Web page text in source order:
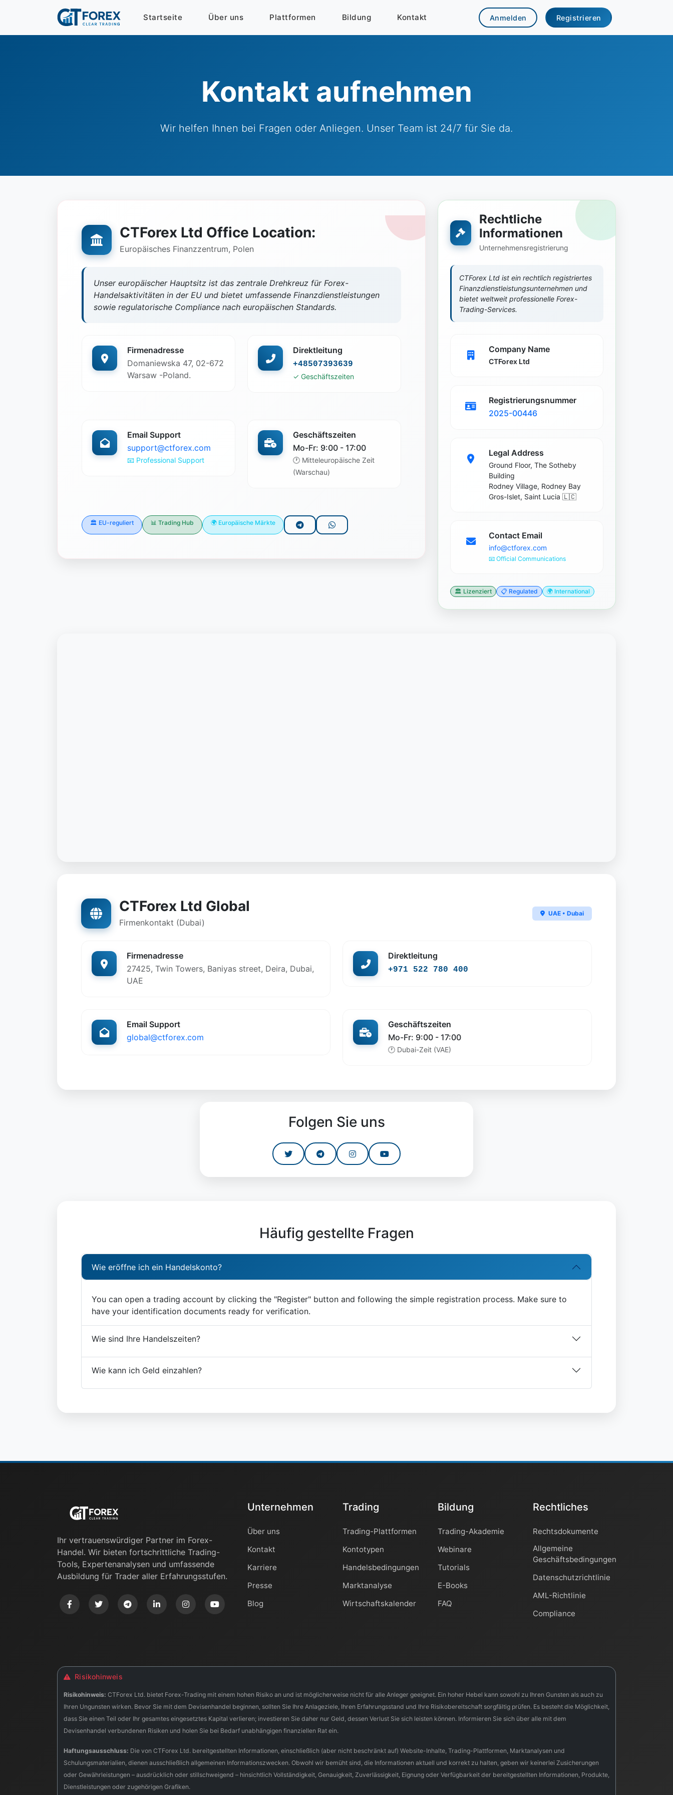
Startseite Über uns Plattformen Bildung Kontakt Anmelden Registrieren
Kontakt aufnehmen
Wir helfen Ihnen bei Fragen oder Anliegen. Unser Team ist 24/7 für Sie da.
CTForex Ltd Office Location:
Europäisches Finanzzentrum, Polen
Unser europäischer Hauptsitz ist das zentrale Drehkreuz für Forex-
Handelsaktivitäten in der EU und bietet umfassende Finanzdienstleistungen
sowie regulatorische Compliance nach europäischen Standards.
Firmenadresse
Domaniewska 47, 02-672
Warsaw -Poland.
Direktleitung
+48507393639
✓ Geschäftszeiten
Email Support
support@ctforex.com
📧 Professional Support
Geschäftszeiten
Mo-Fr: 9:00 - 17:00
🕐 Mitteleuropäische Zeit
(Warschau)
🏛️ EU-reguliert 📊 Trading Hub 🌍 Europäische Märkte
Rechtliche
Informationen
Unternehmensregistrierung
CTForex Ltd ist ein rechtlich registriertes
Finanzdienstleistungsunternehmen und
bietet weltweit professionelle Forex-
Trading-Services.
Company Name
CTForex Ltd
Registrierungsnummer
2025-00446
Legal Address
Ground Floor, The Sotheby
Building
Rodney Village, Rodney Bay
Gros-Islet, Saint Lucia 🇱🇨
Contact Email
info@ctforex.com
📧 Official Communications
🏛️ Lizenziert 📋 Regulated 🌍 International
CTForex Ltd Global
Firmenkontakt (Dubai)
UAE • Dubai
Firmenadresse
27425, Twin Towers, Baniyas street, Deira, Dubai,
UAE
Direktleitung
+971 522 780 400
Email Support
global@ctforex.com
Geschäftszeiten
Mo-Fr: 9:00 - 17:00
🕐 Dubai-Zeit (VAE)
Folgen Sie uns
Häufig gestellte Fragen
Wie eröffne ich ein Handelskonto?
You can open a trading account by clicking the "Register" button and following the simple registration process. Make sure to
have your identification documents ready for verification.
Wie sind Ihre Handelszeiten?
Wie kann ich Geld einzahlen?
Ihr vertrauenswürdiger Partner im Forex-
Handel. Wir bieten fortschrittliche Trading-
Tools, Expertenanalysen und umfassende
Ausbildung für Trader aller Erfahrungsstufen.
Unternehmen
Über uns
Kontakt
Karriere
Presse
Blog
Trading
Trading-Plattformen
Kontotypen
Handelsbedingungen
Marktanalyse
Wirtschaftskalender
Bildung
Trading-Akademie
Webinare
Tutorials
E-Books
FAQ
Rechtliches
Rechtsdokumente
Allgemeine
Geschäftsbedingungen
Datenschutzrichtlinie
AML-Richtlinie
Compliance
Risikohinweis
Risikohinweis: CTForex Ltd. bietet Forex-Trading mit einem hohen Risiko an und ist möglicherweise nicht für alle Anleger geeignet. Ein hoher Hebel kann sowohl zu Ihren Gunsten als auch zu
Ihren Ungunsten wirken. Bevor Sie mit dem Devisenhandel beginnen, sollten Sie Ihre Anlageziele, Ihren Erfahrungsstand und Ihre Risikobereitschaft sorgfältig prüfen. Es besteht die Möglichkeit,
dass Sie einen Teil oder Ihr gesamtes eingesetztes Kapital verlieren; investieren Sie daher nur Geld, dessen Verlust Sie sich leisten können. Informieren Sie sich über alle mit dem
Devisenhandel verbundenen Risiken und holen Sie bei Bedarf unabhängigen finanziellen Rat ein.
Haftungsausschluss: Die von CTForex Ltd. bereitgestellten Informationen, einschließlich (aber nicht beschränkt auf) Website-Inhalte, Trading-Plattformen, Marktanalysen und
Schulungsmaterialien, dienen ausschließlich allgemeinen Informationszwecken. Obwohl wir bemüht sind, die Informationen aktuell und korrekt zu halten, geben wir keinerlei Zusicherungen
oder Gewährleistungen – ausdrücklich oder stillschweigend – hinsichtlich Vollständigkeit, Genauigkeit, Zuverlässigkeit, Eignung oder Verfügbarkeit der bereitgestellten Informationen, Produkte,
Dienstleistungen oder zugehörigen Grafiken.